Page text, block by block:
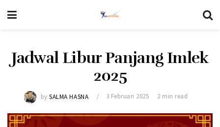
Jadwal Libur Panjang Imlek
2025
by SALMA HASNA 3 Februari 2025 2 min read